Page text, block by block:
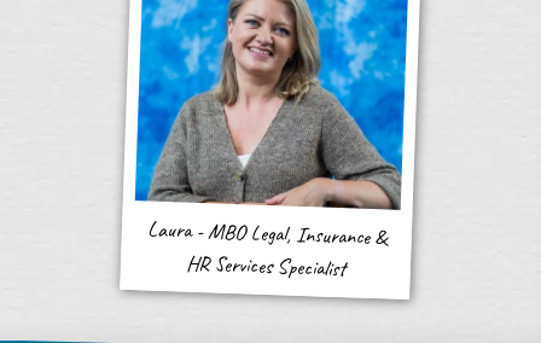
Laura - MBO Legal, Insurance &
HR Services Specialist